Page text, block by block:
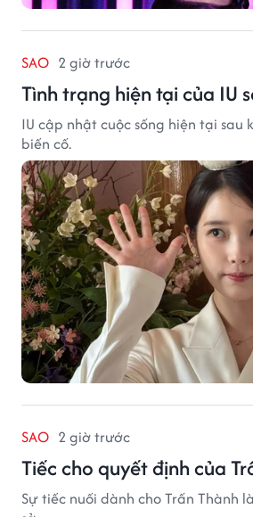
SAO 2 giờ trước
Tình trạng hiện tại của IU
IU cập nhật cuộc sống hiện tại
biến cố.
SAO 2 giờ trước
Tiếc cho quyết định của
Sự tiếc nuối dành cho Trấn Thành